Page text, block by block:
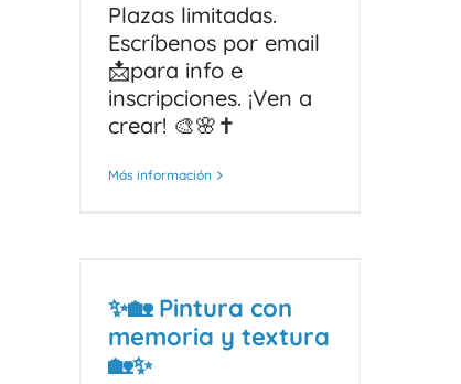
Plazas limitadas.
Escríbenos por email
📩para info e
inscripciones. ¡Ven a
crear! 🎨🌸✝️
Más información
✨🏡 Pintura con
memoria y textura
🏡✨